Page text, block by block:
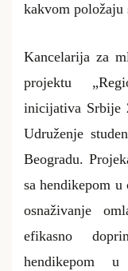
kakvom položaju
Kancelarija za
projektu
inicijativa Srbije
Udruženje
Beogradu.
sa hendikepom
osnaživanje
efikasno
hendikepom